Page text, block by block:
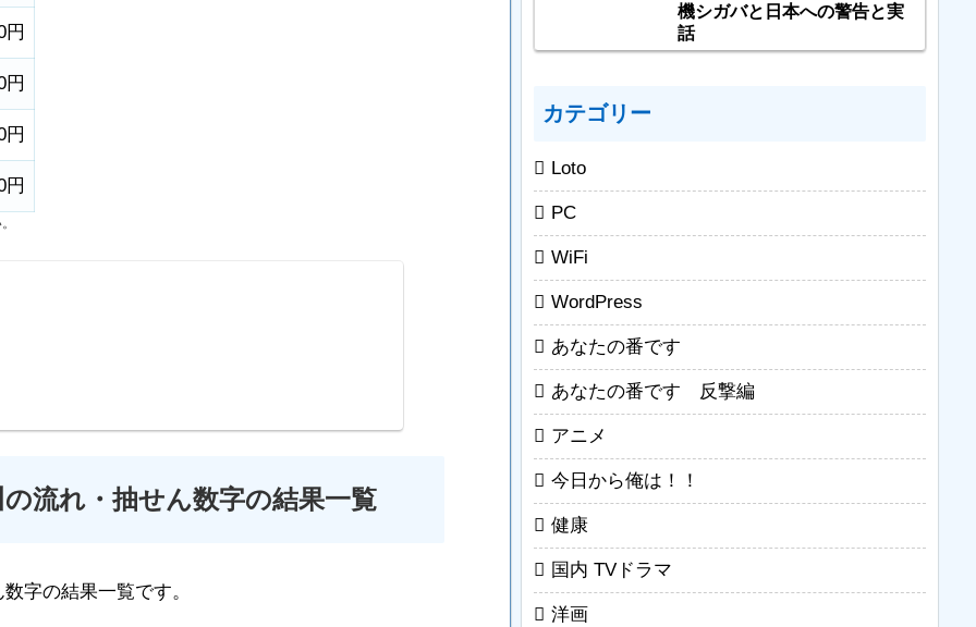
円
円
円
円
流れ・抽せん数字の結果一覧
字の結果一覧です。
機シガバと日本への警告と実
話
カテゴリー
Loto
PC
WiFi
WordPress
あなたの番です
あなたの番です 反撃編
アニメ
今日から俺は！！
健康
国内 TVドラマ
洋画